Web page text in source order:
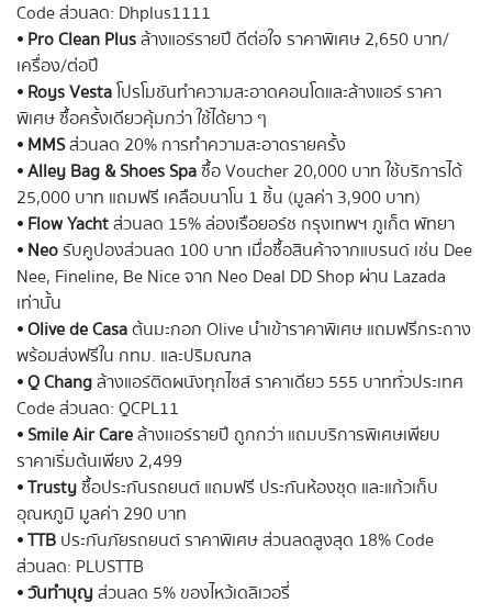
Code ส่วนลด: Dhplus1111
⦁Pro Clean Plusล้างแอร์รายปี ดีต่อใจ ราคาพิเศษ 2,650 บาท/
เครื่อง/ต่อปี
⦁Roys Vestaโปรโมชันทำความสะอาดคอนโดและล้างแอร์ ราคา
พิเศษ ซื้อครั้งเดียวคุ้มกว่า ใช้ได้ยาว ๆ
⦁MMSส่วนลด 20% การทำความสะอาดรายครั้ง
⦁Alley Bag & Shoes Spaซื้อ Voucher 20,000 บาท ใช้บริการได้
25,000 บาท แถมฟรี เคลือบนาโน 1 ชิ้น (มูลค่า 3,900 บาท)
⦁Flow Yachtส่วนลด 15% ล่องเรือยอร์ช กรุงเทพฯ ภูเก็ต พัทยา
⦁Neoรับคูปองส่วนลด 100 บาท เมื่อซื้อสินค้าจากแบรนด์ เช่น Dee
Nee, Fineline, Be Nice จาก Neo Deal DD Shop ผ่าน Lazada
เท่านั้น
⦁Olive de Casaต้นมะกอก Olive นำเข้าราคาพิเศษ แถมฟรีกระถาง
พร้อมส่งฟรีใน กทม. และปริมณฑล
⦁Q Changล้างแอร์ติดผนังทุกไซส์ ราคาเดียว 555 บาททั่วประเทศ
Code ส่วนลด: QCPL11
⦁Smile Air Careล้างเเอร์รายปี ถูกกว่า แถมบริการพิเศษเพียบ
ราคาเริ่มต้นเพียง 2,499
⦁Trustyซื้อประกันรถยนต์ แถมฟรี ประกันห้องชุด และแก้วเก็บ
อุณหภูมิ มูลค่า 290 บาท
⦁TTBประกันภัยรถยนต์ ราคาพิเศษ ส่วนลดสูงสุด 18% Code
ส่วนลด: PLUSTTB
⦁วันทำบุญส่วนลด 5% ของไหว้เดลิเวอรี่